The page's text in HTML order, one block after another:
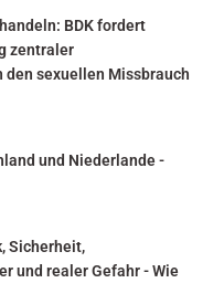
BDK fordert
zentraler
sexuellen Missbrauch
und Niederlande -
Sicherheit,
und realer Gefahr - Wie